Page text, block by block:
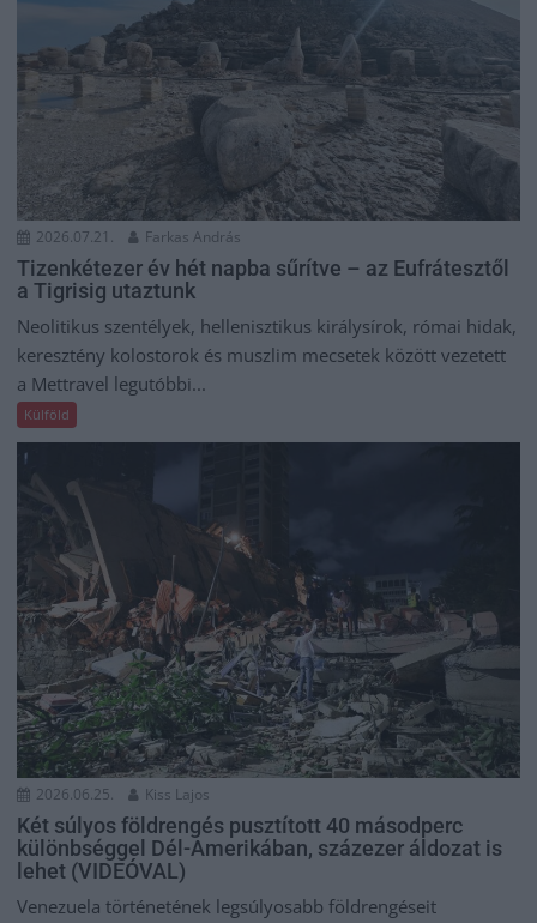
2026.07.21. Farkas András
Tizenkétezer év hét napba sűrítve – az Eufrátesztől
a Tigrisig utaztunk
Neolitikus szentélyek, hellenisztikus királysírok, római hidak,
keresztény kolostorok és muszlim mecsetek között vezetett
a Mettravel legutóbbi...
Külföld
2026.06.25. Kiss Lajos
Két súlyos földrengés pusztított 40 másodperc
különbséggel Dél-Amerikában, százezer áldozat is
lehet (VIDEÓVAL)
Venezuela történetének legsúlyosabb földrengéseit